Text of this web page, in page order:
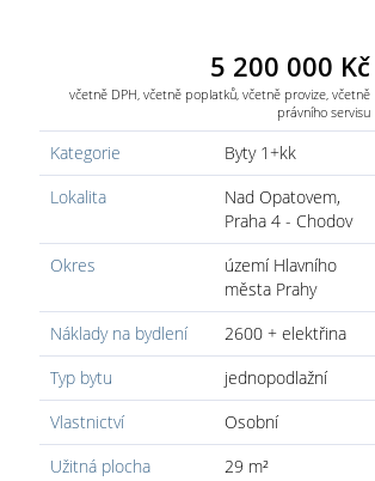
5 200 000 Kč
včetně DPH, včetně poplatků, včetně provize, včetně
právního servisu
Kategorie
Byty 1+kk
Lokalita
Nad Opatovem,
Praha 4 - Chodov
Okres
území Hlavního
města Prahy
Náklady na bydlení
2600 + elektřina
Typ bytu
jednopodlažní
Vlastnictví
Osobní
Užitná plocha
29 m²